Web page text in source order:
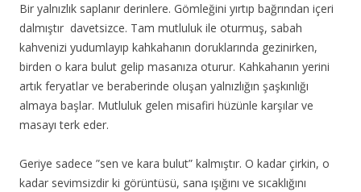
Bir yalnızlık saplanır derinlere. Gömleğini yırtıp bağrından içeri
dalmıştır davetsizce. Tam mutluluk ile oturmuş, sabah
kahvenizi yudumlayıp kahkahanın doruklarında gezinirken,
birden o kara bulut gelip masanıza oturur. Kahkahanın yerini
artık feryatlar ve beraberinde oluşan yalnızlığın şaşkınlığı
almaya başlar. Mutluluk gelen misafiri hüzünle karşılar ve
masayı terk eder.
Geriye sadece ”sen ve kara bulut” kalmıştır. O kadar çirkin, o
kadar sevimsizdir ki görüntüsü, sana ışığını ve sıcaklığını